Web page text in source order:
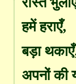
हमें हराएँ,
बड़ा थकाएँ
अपनों की